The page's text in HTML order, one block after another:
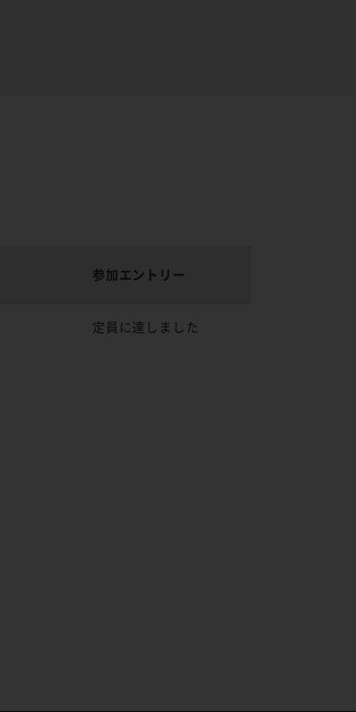
参加エントリー
定員に達しました